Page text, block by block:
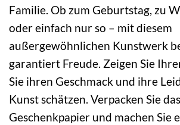
Familie. Ob zum Geburtstag, zu
oder einfach nur so – mit diesem
außergewöhnlichen Kunstwerk
garantiert Freude. Zeigen Sie
Sie ihren Geschmack und ihre
Kunst schätzen. Verpacken Sie
Geschenkpapier und machen Sie